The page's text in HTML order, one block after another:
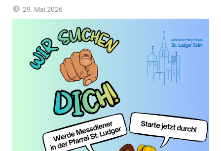
29. Mai 2026
Ulrich
Temme
Aktuelles